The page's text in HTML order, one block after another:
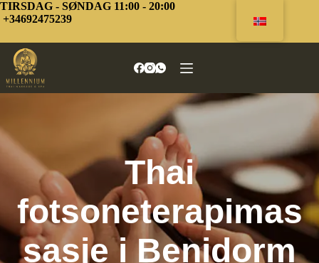
Hopp
til
TIRSDAG - SØNDAG 11:00 - 20:00
+34692475239
Thai
fotsoneterapimas
sasje i Benidorm